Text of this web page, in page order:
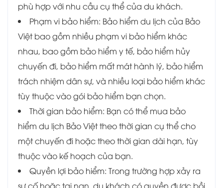
phù hợp với nhu cầu cụ thể của du khách.
Phạm vi bảo hiểm: Bảo hiểm du lịch của Bảo
Việt bao gồm nhiều phạm vi bảo hiểm khác
nhau, bao gồm bảo hiểm y tế, bảo hiểm hủy
chuyến đi, bảo hiểm mất mát hành lý, bảo hiểm
trách nhiệm dân sự, và nhiều loại bảo hiểm khác
tùy thuộc vào gói bảo hiểm bạn chọn.
Thời gian bảo hiểm: Bạn có thể mua bảo
hiểm du lịch Bảo Việt theo thời gian cụ thể cho
một chuyến đi hoặc theo thời gian dài hạn, tùy
thuộc vào kế hoạch của bạn.
Quyền lợi bảo hiểm: Trong trường hợp xảy ra
sự cố hoặc tai nạn, du khách có quyền được bồi